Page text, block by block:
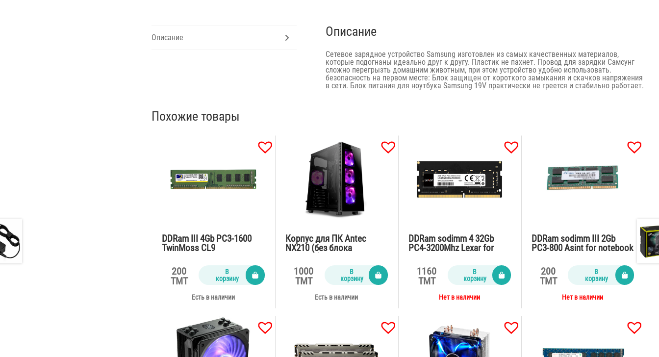
Описание Описание
Cетевое зарядное устройство Samsung изготовлен из самых качественных материалов,
которые подогнаны идеально друг к другу. Пластик не пахнет. Провод для зарядки Самсунг
сложно перегрызть домашним животным, при этом устройство удобно использовать.
безопасность на первом месте: Блок защищен от короткого замыкания и скачков напряжения
в сети. Блок питания для ноутбука Samsung 19V практически не греется и стабильно работает.
Похожие товары
DDRam III 4Gb PC3-1600
TwinMoss CL9
200
TMT
В
корзину
Есть в наличии
Корпус для ПК Antec
NX210 (без блока
1000
TMT
В
корзину
Есть в наличии
DDRam sodimm 4 32Gb
PC4-3200Mhz Lexar for
1160
TMT
В
корзину
Нет в наличии
DDRam sodimm III 2Gb
PC3-800 Asint for notebook
200
TMT
В
корзину
Нет в наличии